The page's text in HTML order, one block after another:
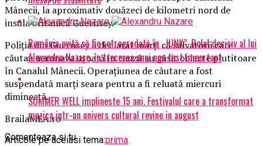
Mânecii, la aproximativ douăzeci de kilometri nord de
insula britanică Guernsey.
Poliția din Guernsey a declarat marți că salvatorii care
căutau aeronava ușoară în cauză au găsit obiecte plutitoare
în Canalul Mânecii. Operațiunea de căutare a fost
suspendată marți seara pentru a fi reluată miercuri
dimineață.
BrailaMEA.ro
Articole pe aceiasi tema:prima
România evită să fie retrogradată în „JUNK”. Rolul decisiv al lui
Alexandru Nazare, în trecerea unui nou test important
SUMMER WELL implineste 15 ani. Festivalul care a transformat
muzica intr-un univers cultural revine in august
Comenteaza si tu